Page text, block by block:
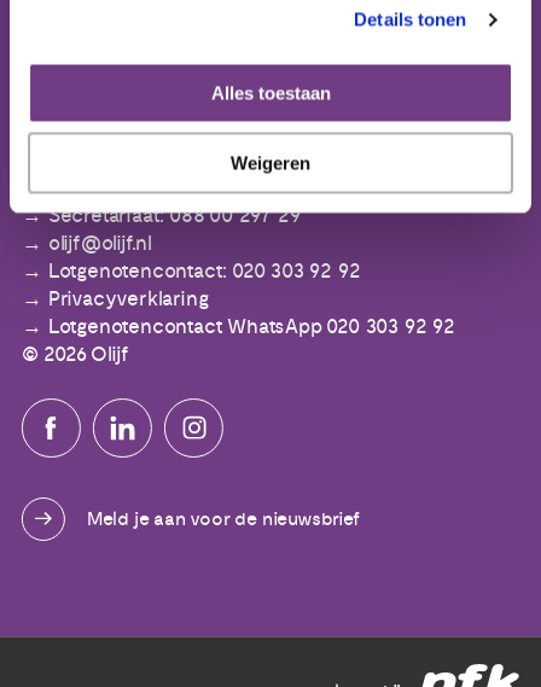
Details tonen
Alles toestaan
Weigeren
IBAN: NL64 ABNA 0553 3394 00
Secretariaat: 088 00 297 29
olijf@olijf.nl
Lotgenotencontact: 020 303 92 92
Privacyverklaring
Lotgenotencontact WhatsApp 020 303 92 92
© 2026 Olijf
Meld je aan voor de nieuwsbrief